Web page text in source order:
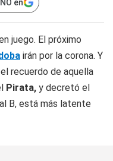
en
juego. El próximo
irán por la corona. Y
recuerdo de aquella
Pirata, y decretó el
B, está más latente